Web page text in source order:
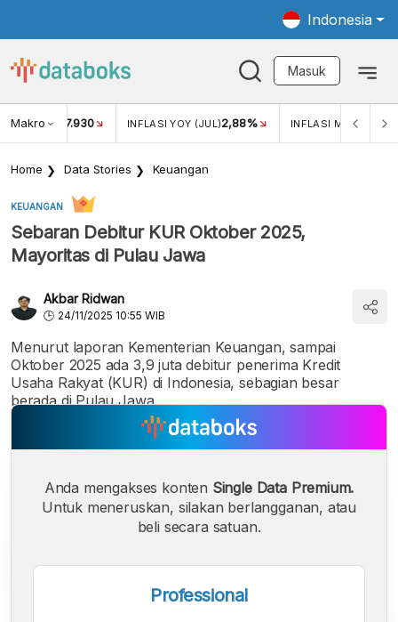
Indonesia
Masuk
Makro
USD/IDR 17.930 INFLASI YOY (JUL)2,88% INFLASI MOM (JUL)
Home Data Stories Keuangan
KEUANGAN
Sebaran Debitur KUR Oktober 2025,
Mayoritas di Pulau Jawa
Akbar Ridwan
24/11/2025 10:55 WIB
Menurut laporan Kementerian Keuangan, sampai
Oktober 2025 ada 3,9 juta debitur penerima Kredit
Usaha Rakyat (KUR) di Indonesia, sebagian besar
berada di Pulau Jawa.
Anda mengakses konten Single Data Premium.
Untuk meneruskan, silakan berlangganan, atau
beli secara satuan.
Professional